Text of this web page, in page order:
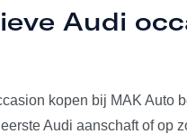
Audi
kopen bij MAK Auto
Audi aanschaft of op